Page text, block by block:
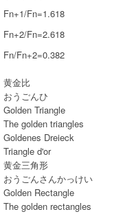
Fn+1/Fn=1.618
Fn+2/Fn=2.618
Fn/Fn+2=0.382
黄金比
おうごんひ
Golden Triangle
The golden triangles
Goldenes Dreieck
Triangle d'or
黄金三角形
おうごんさんかっけい
Golden Rectangle
The golden rectangles